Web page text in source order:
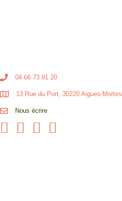
04 66 73 91 20
13 Rue du Port, 30220 Aigues-Mortes
Nous écrire